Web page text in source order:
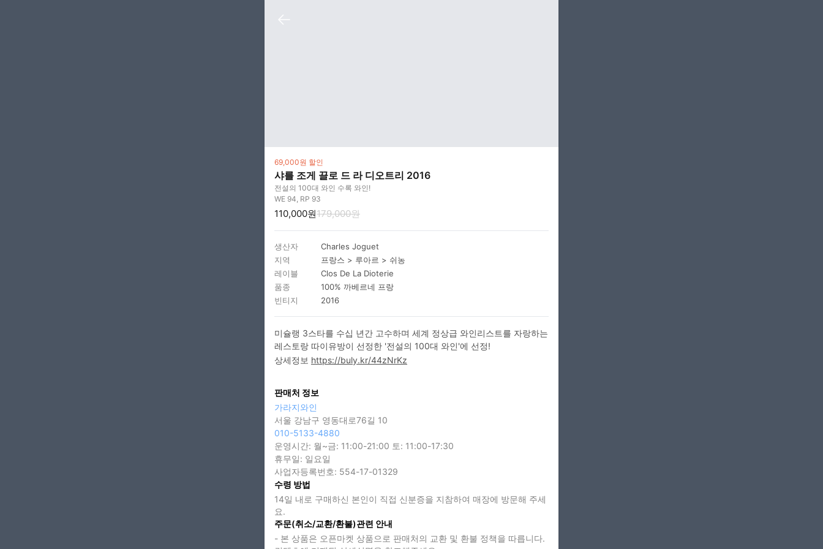
69,000원 할인
샤를 조게 끌로 드 라 디오트리 2016
전설의 100대 와인 수록 와인!
WE 94, RP 93
110,000원179,000원
생산자
Charles Joguet
지역
프랑스 > 루아르 > 쉬농
레이블
Clos De La Dioterie
품종
100% 까베르네 프랑
빈티지
2016
미슐랭 3스타를 수십 년간 고수하며 세계 정상급 와인리스트를 자랑하는
레스토랑 따이유방이 선정한 '전설의 100대 와인'에 선정!
상세정보 https://buly.kr/44zNrKz
판매처 정보
가라지와인
서울 강남구 영동대로76길 10
010-5133-4880
운영시간: 월~금: 11:00-21:00 토: 11:00-17:30
휴무일: 일요일
사업자등록번호: 554-17-01329
수령 방법
14일 내로 구매하신 본인이 직접 신분증을 지참하여 매장에 방문해 주세
요.
주문(취소/교환/환불)관련 안내
- 본 상품은 오픈마켓 상품으로 판매처의 교환 및 환불 정책을 따릅니다.